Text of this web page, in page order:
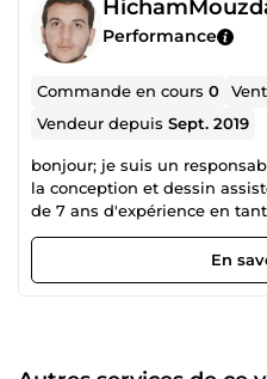
Performance
Commande en cours0
Vendeur depuisSept. 2019
bonjour; je suis un
la conception et dessin
de 7 ans d'expérience en
concepteur
En